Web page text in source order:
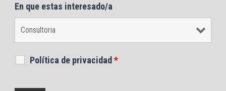
En que estas interesado/a
Política de privacidad *